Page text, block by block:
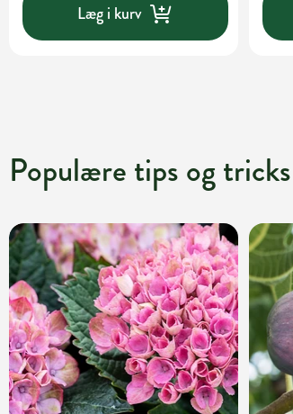
Læg i kurv
Populære tips og tricks